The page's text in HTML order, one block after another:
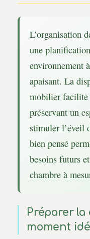
L’organisation
une
environnement
apaisant. La
mobilier facilite
préservant un
stimuler l’éveil
bien pensé
besoins futurs
chambre à
Préparer la
moment